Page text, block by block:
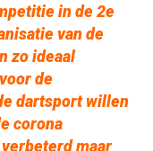
in de 2e
van de
zo ideaal
de
dartsport willen
corona
maar